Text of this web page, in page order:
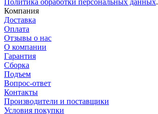
Компания
Доставка
Оплата
Отзывы о нас
О компании
Гарантия
Сборка
Подъем
Вопрос-ответ
Контакты
Производители и поставщики
Условия покупки